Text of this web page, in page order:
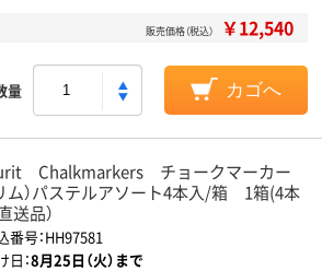
販売価格（税込） ￥12,540
量 カゴへ
Chalkmarkers チョークマーカー
ム）パステルアソート4本入/箱 1箱(4本
送品）
番号：HH97581
日：8月25日（火）まで